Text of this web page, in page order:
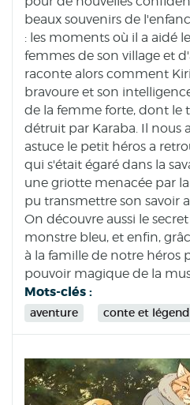
beaux souvenirs de
: les moments où il a aidé
femmes de son village et
raconte alors comment
bravoure et son
de la femme forte, dont le
détruit par Karaba. Il nous
astuce le petit héros a
qui s'était égaré dans la
une griotte menacée par
pu transmettre son savoir
On découvre aussi le
monstre bleu, et enfin,
à la famille de notre héros
pouvoir magique de la
Mots-clés :
aventure conte et